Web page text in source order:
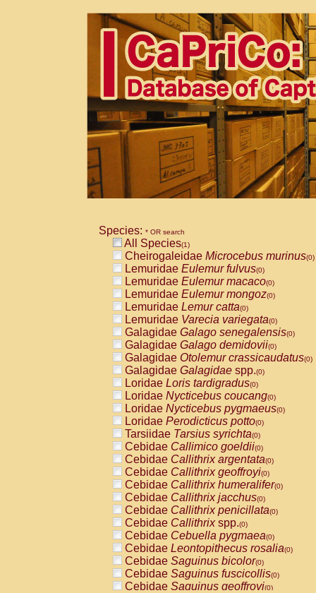
Species: * OR search
All Species(1)
Cheirogaleidae Microcebus murinus(0)
Lemuridae Eulemur fulvus(0)
Lemuridae Eulemur macaco(0)
Lemuridae Eulemur mongoz(0)
Lemuridae Lemur catta(0)
Lemuridae Varecia variegata(0)
Galagidae Galago senegalensis(0)
Galagidae Galago demidovii(0)
Galagidae Otolemur crassicaudatus(0)
Galagidae Galagidae spp.(0)
Loridae Loris tardigradus(0)
Loridae Nycticebus coucang(0)
Loridae Nycticebus pygmaeus(0)
Loridae Perodicticus potto(0)
Tarsiidae Tarsius syrichta(0)
Cebidae Callimico goeldii(0)
Cebidae Callithrix argentata(0)
Cebidae Callithrix geoffroyi(0)
Cebidae Callithrix humeralifer(0)
Cebidae Callithrix jacchus(0)
Cebidae Callithrix penicillata(0)
Cebidae Callithrixspp.(0)
Cebidae Cebuella pygmaea(0)
Cebidae Leontopithecus rosalia(0)
Cebidae Saguinus bicolor(0)
Cebidae Saguinus fuscicollis(0)
Cebidae Saguinus geoffroyi(0)